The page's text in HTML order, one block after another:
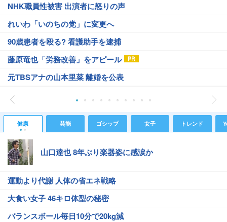
NHK職員性被害 出演者に怒りの声
れいわ「いのちの党」に変更へ
90歳患者を殴る? 看護助手を逮捕
藤原竜也「労務改善」をアピール
元TBSアナの山本里菜 離婚を公表
健康 芸能 ゴシップ 女子 トレンド
山口達也 8年ぶり楽器姿に感涙か
運動より代謝 人体の省エネ戦略
大食い女子 46キロ体型の秘密
バランスボール毎日10分で20kg減